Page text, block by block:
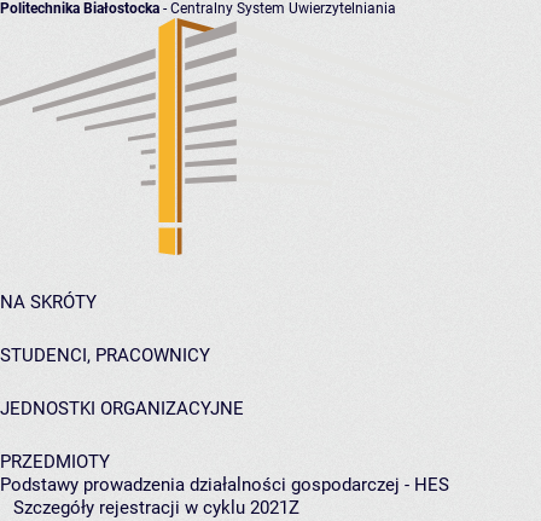
Politechnika Białostocka - Centralny System Uwierzytelniania
NA SKRÓTY
STUDENCI, PRACOWNICY
JEDNOSTKI ORGANIZACYJNE
PRZEDMIOTY
Podstawy prowadzenia działalności gospodarczej - HES
Szczegóły rejestracji w cyklu 2021Z